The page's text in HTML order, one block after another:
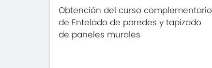
Obtención del curso complementario
de Entelado de paredes y tapizado
de paneles murales